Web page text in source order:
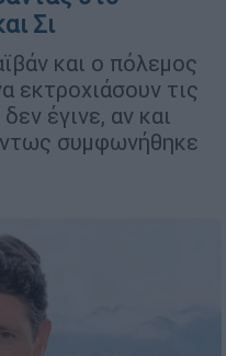
Σι
και ο πόλεμος
εκτροχιάσουν τις
έγινε, αν και
συμφωνήθηκε